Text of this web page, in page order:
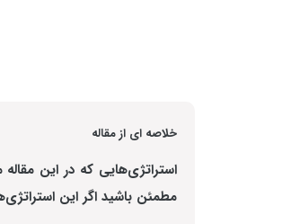
خلاصه ای از مقاله
استراتژی‌هایی که در این
مطمئن باشید اگر این